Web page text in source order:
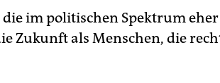
im politischen Spektrum
Zukunft als Menschen, die